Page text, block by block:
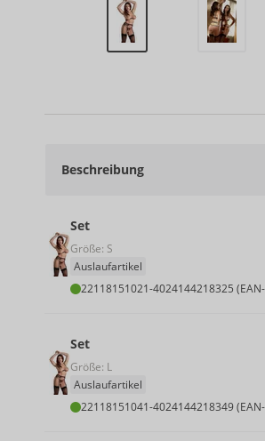
Beschreibung
Set
Größe: S
Auslaufartikel
22118151021-4024144218325
Set
Größe: L
Auslaufartikel
22118151041-4024144218349